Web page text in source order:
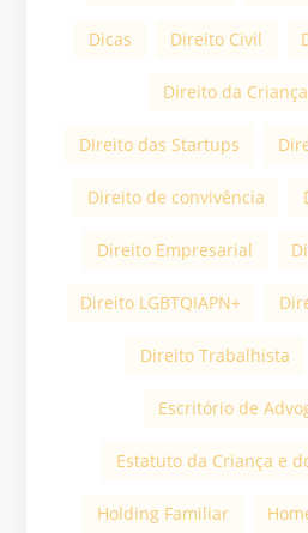
Dicas Direito Civil
Direito da
DIreito das Startups
Direito de convivência
Direito Empresarial
Direito LGBTQIAPN+
Direito Trabalhista
Escritório de
Estatuto da Criança e
Holding Familiar